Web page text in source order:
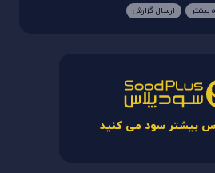
بیشتر ارسال گزارش
بیشتر سود می کنید